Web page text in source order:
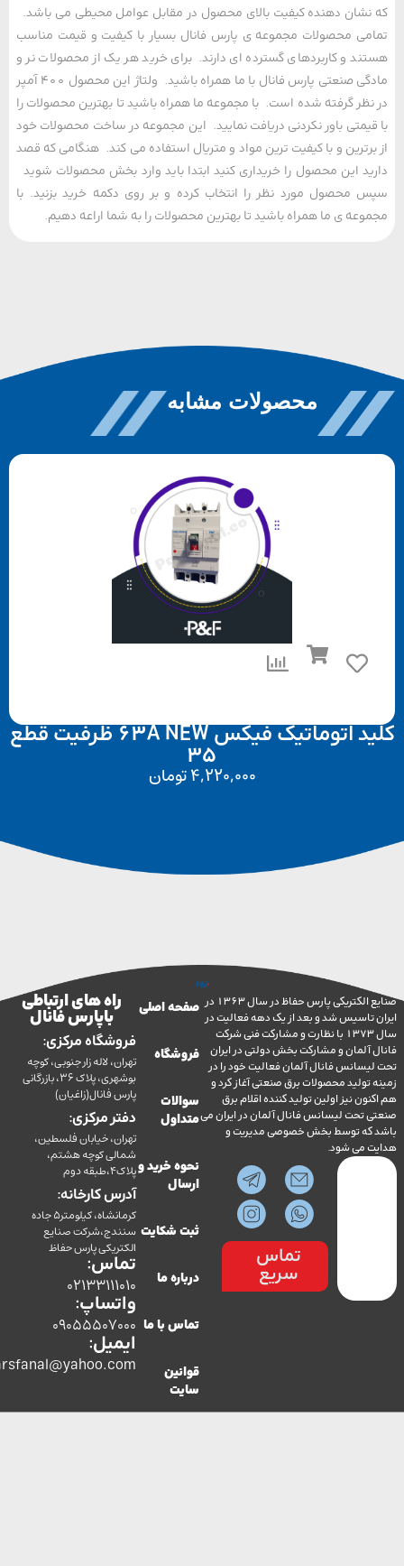
دهنده کیفیت بالای محصول در مقابل عوامل محیطی می باشد.
محصولات مجموعه ی پارس فانال بسیار با کیفیت و قیمت مناسب
و کاربردهای گسترده ای دارند. برای خرید هر یک از محصولات نر و
مادگی صنعتی پارس فانال با ما همراه باشید. ولتاژ این محصول 400 آمپر
گرفته شده است. با مجموعه ما همراه باشید تا بهترین محصولات را
باور نکردنی دریافت نمایید. این مجموعه در ساخت محصولات خود
و با کیفیت ترین مواد و متریال استفاده می کند. هنگامی که قصد
این محصول را خریداری کنید ابتدا باید وارد بخش محصولات شوید
محصول مورد نظر را انتخاب کرده و بر روی دکمه خرید بزنید. با
ی ما همراه باشید تا بهترین محصولات را به شما اراعه دهیم.
محصولات مشابه
کلید اتوماتیک فیکس 63A NEW ظرفیت قطع
4,220,000تومان
صنایع الکتریکی پارس حفاظ در سال 1363 در
شد و بعد از یک دهه فعالیت در
سال 1373 با نظارت و مشارکت فنی شرکت
و مشارکت بخش دولتی در ایران
فانال آلمان فعالیت خود را در
محصولات برق صنعتی آغاز کرد و
نیز اولین تولید کننده اقلام برق
لیسانس فانال آلمان در ایران می
توسط بخش خصوصی مدیریت و
می شود.
تماس
سریع
صفحه اصلی
فروشگاه
سوالات
متداول
نحوه خرید و
ثبت شکایت
درباره ما
تماس با ما
قوانین
راه های ارتباطی
با پارس فانال
فروشگاه مرکزی:
تهران، لاله زار جنوبی، کوچه
بوشهری، پلاک 36، بازرگانی
پارس فانال(زاغیان)
دفتر مرکزی:
تهران، خیابان فلسطین،
شمالی کوچه هشتم،
پلاک4،طبقه دوم
آدرس کارخانه:
کرمانشاه، کیلومتر5 جاده
سنندج،شرکت صنایع
الکتریکی پارس حفاظ
تماس:
02133111010
واتساپ:
09055507000
ایمیل:
co.parsfanal@yahoo.com